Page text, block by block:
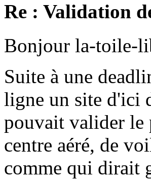
Re : Validation
Bonjour la-toile-
Suite à une
ligne un site d'ici
pouvait valider le
centre aéré, de
comme qui dirait